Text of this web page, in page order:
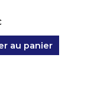
au panier